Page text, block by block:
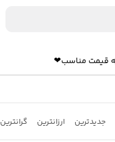
قیمت مناسب❤
جدیدترین ارزانترین گرانترین